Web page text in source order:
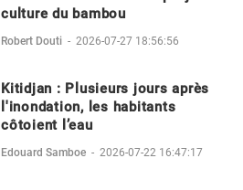
culture du bambou
Robert Douti - 2026-07-27 18:56:56
Kitidjan : Plusieurs jours après
l'inondation, les habitants
côtoient l’eau
Edouard Samboe - 2026-07-22 16:47:17